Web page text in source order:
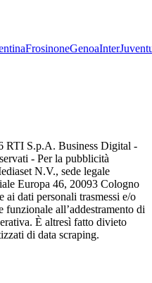
FrosinoneGenoaInter
RTI S.p.A. Business Digital -
- Per la pubblicità
N.V., sede legale
Europa 46, 20093 Cologno
ai dati personali trasmessi e/o
all’addestramento di
È altresì fatto divieto
di data scraping.